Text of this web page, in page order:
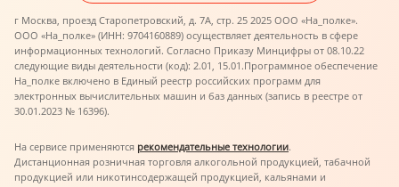
г Москва, проезд Старопетровский, д. 7А, стр. 25 2025 ООО «На_полке».
ООО «На_полке» (ИНН: 9704160889) осуществляет деятельность в сфере
информационных технологий. Согласно Приказу Минцифры от 08.10.22
следующие виды деятельности (код): 2.01, 15.01.Программное обеспечение
На_полке включено в Единый реестр российских программ для
электронных вычислительных машин и баз данных (запись в реестре от
30.01.2023 № 16396).
На сервисе применяются рекомендательные технологии.
Дистанционная розничная торговля алкогольной продукцией, табачной
продукцией или никотинсодержащей продукцией, кальянами и